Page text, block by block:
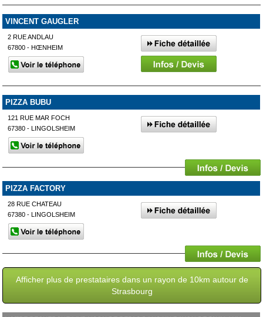
VINCENT GAUGLER
2 RUE ANDLAU
67800 - HŒNHEIM
PIZZA BUBU
121 RUE MAR FOCH
67380 - LINGOLSHEIM
PIZZA FACTORY
28 RUE CHATEAU
67380 - LINGOLSHEIM
Afficher plus de prestataires dans un rayon de 10km autour de
Strasbourg